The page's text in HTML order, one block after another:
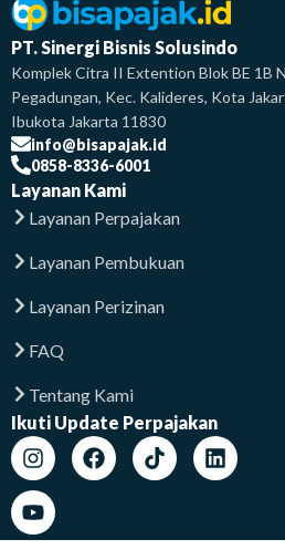
PT. Sinergi Bisnis Solusindo
Komplek Citra II Extention Blok BE 1B
Pegadungan, Kec. Kalideres, Kota
Ibukota Jakarta 11830
info@bisapajak.id
0858-8336-6001
Layanan Kami
Layanan Perpajakan
Layanan Pembukuan
Layanan Perizinan
FAQ
Tentang Kami
Ikuti Update Perpajakan